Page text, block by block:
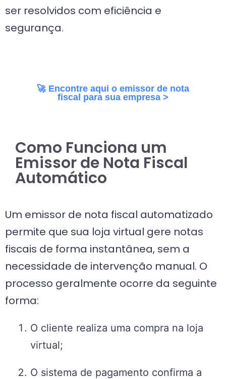
ser resolvidos com eficiência e
segurança.
🚀 Encontre aqui o emissor de nota
fiscal para sua empresa >
Como Funciona um
Emissor de Nota Fiscal
Automático
Um emissor de nota fiscal automatizado
permite que sua loja virtual gere notas
fiscais de forma instantânea, sem a
necessidade de intervenção manual. O
processo geralmente ocorre da seguinte
forma:
O cliente realiza uma compra na loja
virtual;
O sistema de pagamento confirma a